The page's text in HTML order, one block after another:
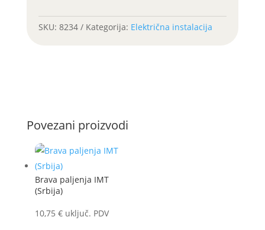
SKU: 8234 Kategorija: Električna instalacija
Povezani proizvodi
Brava paljenja IMT
(Srbija)
10,75 € uključ. PDV